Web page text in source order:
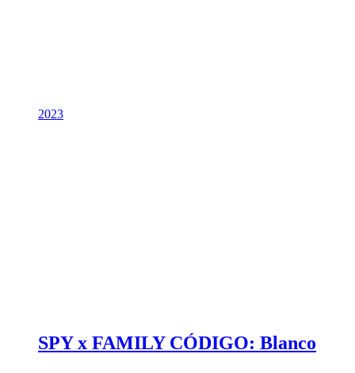
2023
SPY x FAMILY CÓDIGO: Blanco